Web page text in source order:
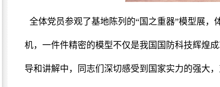
全体党员参观了基地陈列的“国之重器”模型展
机，一件件精密的模型不仅是我国国防科技辉煌
导和讲解中，同志们深切感受到国家实力的强大